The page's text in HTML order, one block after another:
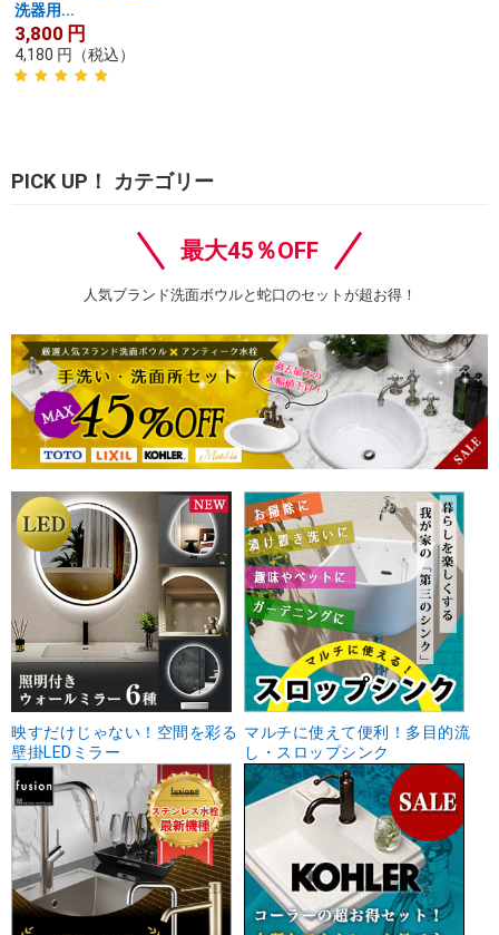
洗器用...
3,800 円
4,180 円 （税込）
PICK UP！ カテゴリー
最大45％OFF
人気ブランド洗面ボウルと蛇口のセットが超お得！
映すだけじゃない！空間を彩る
壁掛LEDミラー
マルチに使えて便利！多目的流
し・スロップシンク